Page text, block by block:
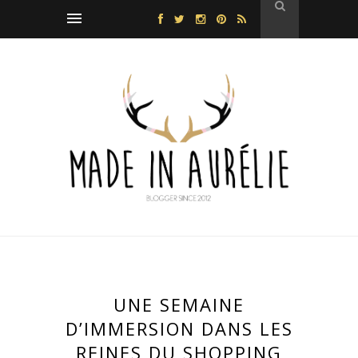
UNE SEMAINE
D’IMMERSION DANS LES
REINES DU SHOPPING